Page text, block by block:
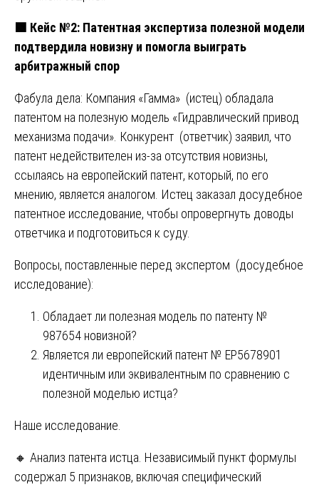
🟩 Кейс №2: Патентная экспертиза полезной модели
подтвердила новизну и помогла выиграть
арбитражный спор
Фабула дела: Компания «Гамма» (истец) обладала
патентом на полезную модель «Гидравлический привод
механизма подачи». Конкурент (ответчик) заявил, что
патент недействителен из-за отсутствия новизны,
ссылаясь на европейский патент, который, по его
мнению, является аналогом. Истец заказал досудебное
патентное исследование, чтобы опровергнуть доводы
ответчика и подготовиться к суду.
Вопросы, поставленные перед экспертом (досудебное
исследование):
Обладает ли полезная модель по патенту №
987654 новизной?
Является ли европейский патент № ЕР5678901
идентичным или эквивалентным по сравнению с
полезной моделью истца?
Наше исследование.
🔸 Анализ патента истца. Независимый пункт формулы
содержал 5 признаков, включая специфический